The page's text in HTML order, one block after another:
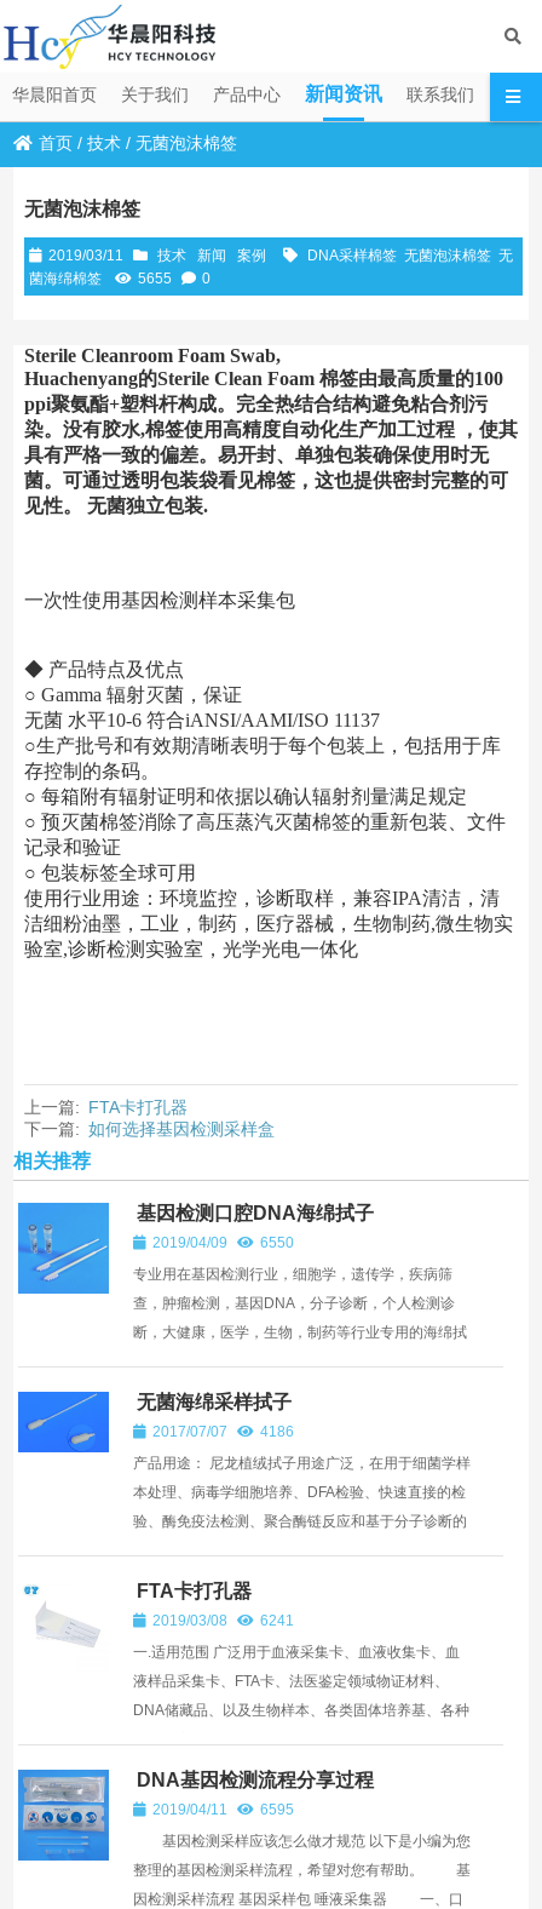
华晨阳首页 关于我们 产品中心 新闻资讯 联系我们
首页 /技术 /无菌泡沫棉签
无菌泡沫棉签
2019/03/11 技术 新闻 案例 DNA采样棉签 无菌泡沫棉签 无
菌海绵棉签
5655 0
Sterile Cleanroom Foam Swab,
Huachenyang的Sterile Clean Foam 棉签由最高质量的100
ppi聚氨酯+塑料杆构成。完全热结合结构避免粘合剂污
染。没有胶水,棉签使用高精度自动化生产加工过程 ，使其
具有严格一致的偏差。易开封、单独包装确保使用时无
菌。可通过透明包装袋看见棉签，这也提供密封完整的可
见性。 无菌独立包装.
一次性使用基因检测样本采集包
◆ 产品特点及优点
○ Gamma 辐射灭菌，保证
无菌 水平10-6 符合iANSI/AAMI/ISO 11137
○生产批号和有效期清晰表明于每个包装上，包括用于库
存控制的条码。
○ 每箱附有辐射证明和依据以确认辐射剂量满足规定
○ 预灭菌棉签消除了高压蒸汽灭菌棉签的重新包装、文件
记录和验证
○ 包装标签全球可用
使用行业用途：环境监控，诊断取样，兼容IPA清洁，清
洁细粉油墨，工业，制药，医疗器械，生物制药,微生物实
验室,诊断检测实验室，光学光电一体化
上一篇: FTA卡打孔器
下一篇: 如何选择基因检测采样盒
相关推荐
基因检测口腔DNA海绵拭子
2019/04/09
6550
专业用在基因检测行业，细胞学，遗传学，疾病筛
查，肿瘤检测，基因DNA，分子诊断，个人检测诊
断，大健康，医学，生物，制药等行业专用的海绵拭
样本采集 ...
无菌海绵采样拭子
2017/07/07
4186
产品用途： 尼龙植绒拭子用途广泛，在用于细菌学样
本处理、病毒学细胞培养、DFA检验、快速直接的检
验、酶免疫法检测、聚合酶链反应和基于分子诊断的
猪流感、禽流...
FTA卡打孔器
2019/03/08
6241
一.适用范围 广泛用于血液采集卡、血液收集卡、血
液样品采集卡、FTA卡、法医鉴定领域物证材料、
DNA储藏品、以及生物样本、各类固体培养基、各种
DNA基因检测流程分享过程
2019/04/11
6595
基因检测采样应该怎么做才规范 以下是小编为您
整理的基因检测采样流程，希望对您有帮助。 基
因检测采样流程 基因采样包 唾液采集器 一、口